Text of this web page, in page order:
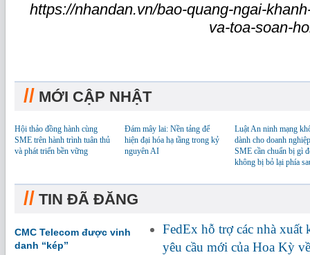
https://nhandan.vn/bao-quang-ngai-
va-toa-soan-
// MỚI CẬP NHẬT
Hội thảo đồng hành cùng
SME trên hành trình tuân thủ
và phát triển bền vững
Đám mây lai: Nền tảng để
hiện đại hóa hạ tầng trong kỷ
nguyên AI
Luật An ninh mạng
dành cho doanh
SME cần chuẩn bị gì
không bị bỏ lại phía
// TIN ĐÃ ĐĂNG
CMC Telecom được vinh
danh “kép”
FedEx hỗ trợ các nhà xuất
yêu cầu mới của Hoa Kỳ